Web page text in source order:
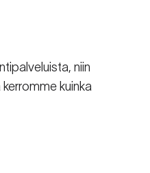
niin
kuinka